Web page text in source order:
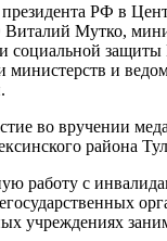
РФ в
Мутко,
социальной
министерств и
во вручении
района
работу с
учреждениях